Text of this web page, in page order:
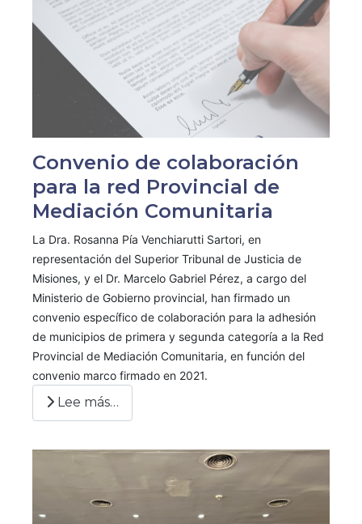
Convenio de colaboración
para la red Provincial de
Mediación Comunitaria
La Dra. Rosanna Pía Venchiarutti Sartori, en
representación del Superior Tribunal de Justicia de
Misiones, y el Dr. Marcelo Gabriel Pérez, a cargo del
Ministerio de Gobierno provincial, han firmado un
convenio específico de colaboración para la adhesión
de municipios de primera y segunda categoría a la Red
Provincial de Mediación Comunitaria, en función del
convenio marco firmado en 2021.
Lee más…